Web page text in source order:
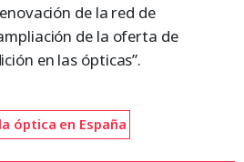
de la red de
de la oferta de
en las ópticas”.
óptica en España